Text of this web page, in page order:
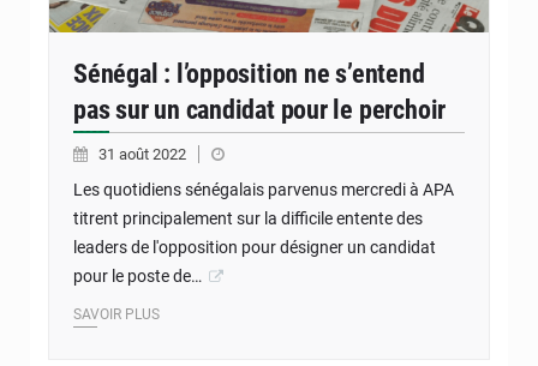
Sénégal : l’opposition ne s’entend
pas sur un candidat pour le perchoir
31 août 2022
Les quotidiens sénégalais parvenus mercredi à APA
titrent principalement sur la difficile entente des
leaders de l'opposition pour désigner un candidat
pour le poste de…
SAVOIR PLUS